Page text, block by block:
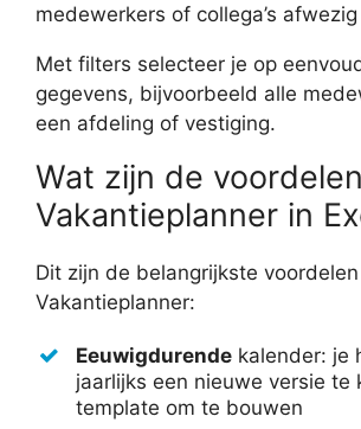
medewerkers of collega’s
Met filters selecteer je op
gegevens, bijvoorbeeld alle
een afdeling of vestiging.
Wat zijn de
Vakantieplanner in
Dit zijn de belangrijkste
Vakantieplanner:
Eeuwigdurende kalender: je
jaarlijks een nieuwe versie te
template om te bouwen